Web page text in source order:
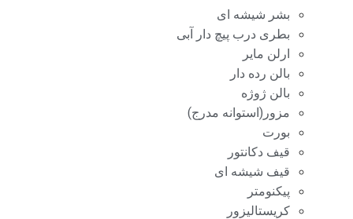
بشر شیشه ای
بطری درب پیچ دار آبی
ارلن مایر
بالن رده دار
بالن ژوژه
مزور(استوانه مدرج)
بورت
قیف دکانتور
قیف شیشه ای
پیکنومتر
کریستالیزور